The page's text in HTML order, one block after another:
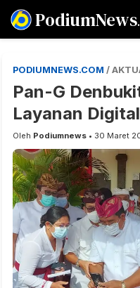
PodiumNews
PODIUMNEWS.COM /
Pan-G
Layanan
Oleh Podiumnews • 30 Maret